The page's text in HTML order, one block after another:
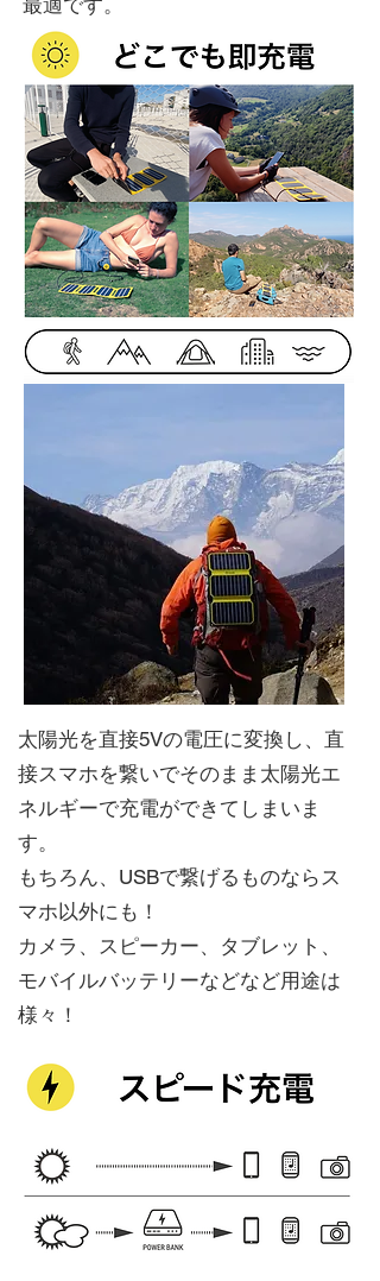
最適です。
太陽光を直接5Vの電圧に変換し、直
接スマホを繋いでそのまま太陽光エ
ネルギーで充電ができてしまいま
す。
もちろん、USBで繋げるものならス
マホ以外にも！
カメラ、スピーカー、タブレット、
モバイルバッテリーなどなど用途は
様々！